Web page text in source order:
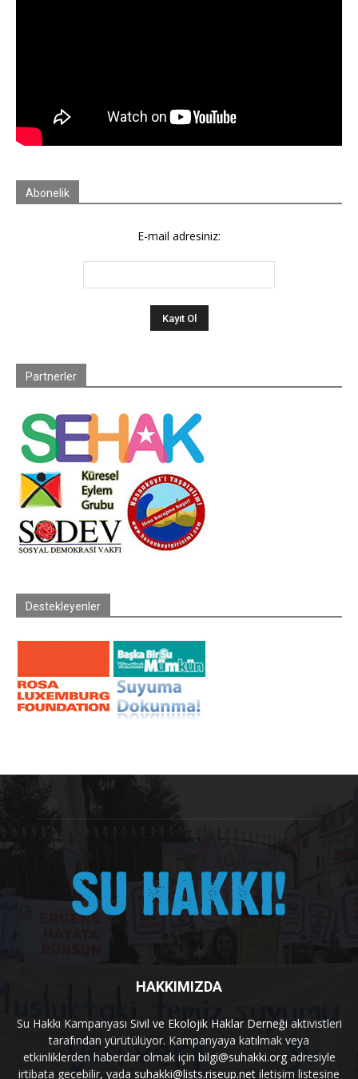
Abonelik
E-mail adresiniz:
Partnerler
Destekleyenler
HAKKIMIZDA
Su Hakkı Kampanyası Sivil ve Ekolojik Haklar Derneği aktivistleri
tarafından yürütülüyor. Kampanyaya katılmak veya
etkinliklerden haberdar olmak için bilgi@suhakki.orgadresiyle
irtibata geçebilir, yada suhakki@lists.riseup.net iletişim listesine